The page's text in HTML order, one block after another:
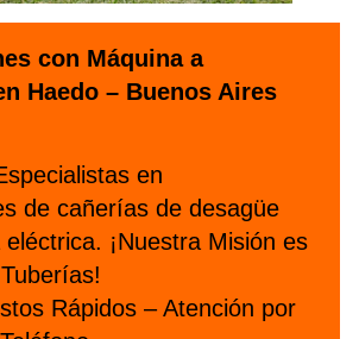
con Máquina a
Haedo – Buenos Aires
en
de cañerías de desagüe
¡Nuestra Misión es
Rápidos – Atención por